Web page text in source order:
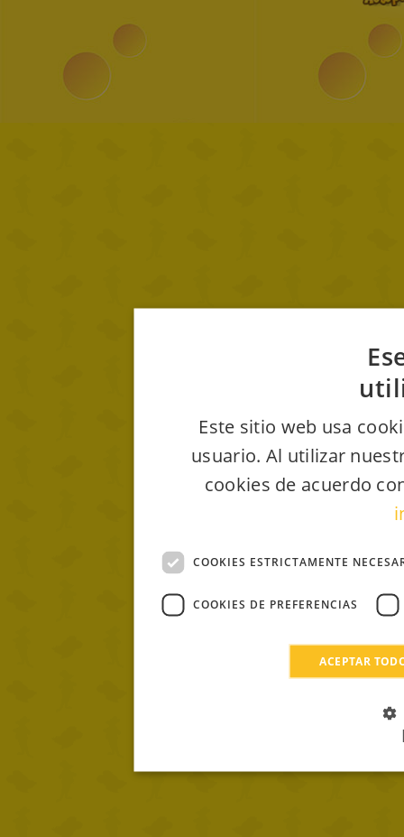
Este sitio web usa
usuario. Al utilizar
cookies de acuerdo
COOKIES ESTRICTAMENTE
COOKIES DE PREFERENCIAS
ACEPTAR